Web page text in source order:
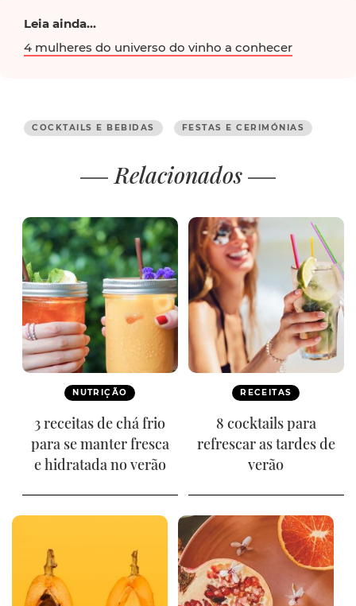
Leia ainda...
4 mulheres do universo do vinho a conhecer
COCKTAILS E BEBIDAS FESTAS E CERIMÓNIAS
Relacionados
NUTRIÇÃO
3 receitas de chá frio
para se manter fresca
e hidratada no verão
RECEITAS
8 cocktails para
refrescar as tardes de
verão